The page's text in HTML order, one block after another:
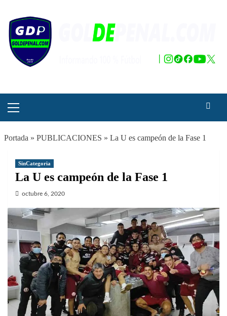
contenido
principal
Portada » PUBLICACIONES » La U es campeón de la Fase 1
SinCategoria
La U es campeón de la Fase 1
octubre 6, 2020